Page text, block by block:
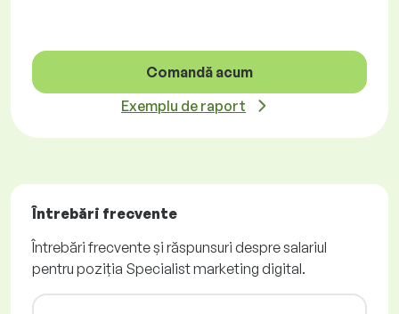
Comandă acum
Exemplu de raport
Întrebări frecvente
Întrebări frecvente și răspunsuri despre salariul
pentru poziția Specialist marketing digital.